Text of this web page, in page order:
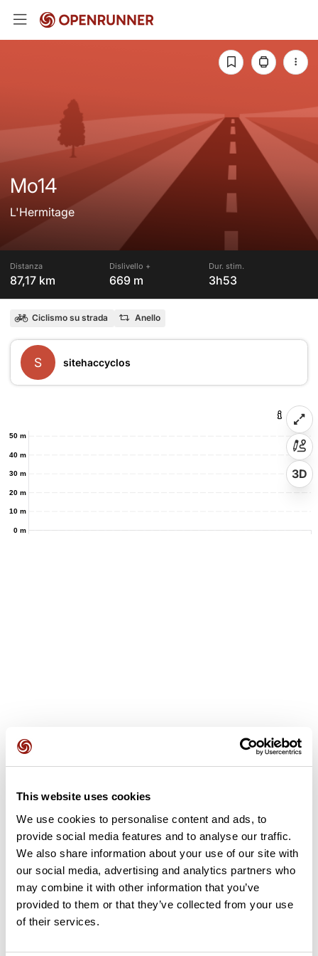
This website uses cookies
We use cookies to personalise content and ads, to
provide social media features and to analyse our traffic.
We also share information about your use of our site with
our social media, advertising and analytics partners who
may combine it with other information that you’ve
provided to them or that they’ve collected from your use
of their services.
Mo14
L'Hermitage
Distanza
87,17 km
Dislivello +
669 m
Dur. stim.
3h53
Ciclismo su strada Anello
S sitehaccyclos
0 m
10 m
20 m
30 m
40 m
50 m
3D
L'hai già effettuato? Sii il primo a inviare una recensione!
Aggiungi una recensione
Riepilogo